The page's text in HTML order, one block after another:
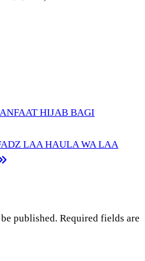
HIJAB BAGI
LAA HAULA WA LAA
published. Required fields are